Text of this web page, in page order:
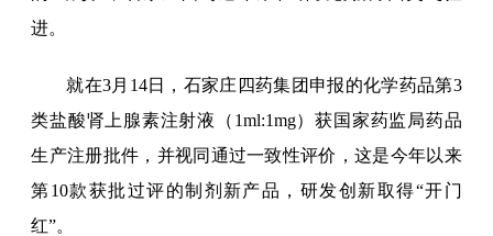
进。
就在3月14日，石家庄四药集团申报的化学药品第3
类盐酸肾上腺素注射液（1ml:1mg）获国家药监局药品
生产注册批件，并视同通过一致性评价，这是今年以来
第10款获批过评的制剂新产品，研发创新取得“开门
红”。